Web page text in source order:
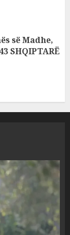
së Madhe,
SHQIPTARË